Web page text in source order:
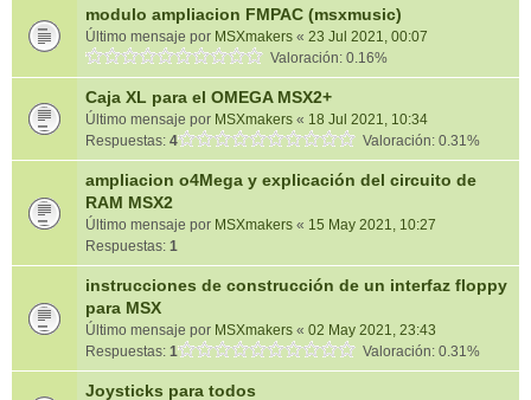
modulo ampliacion FMPAC (msxmusic)
Último mensaje por MSXmakers « 23 Jul 2021, 00:07
Valoración: 0.16%
Caja XL para el OMEGA MSX2+
Último mensaje por MSXmakers « 18 Jul 2021, 10:34
Respuestas: 4 Valoración: 0.31%
ampliacion o4Mega y explicación del circuito de
RAM MSX2
Último mensaje por MSXmakers « 15 May 2021, 10:27
Respuestas: 1
instrucciones de construcción de un interfaz floppy
para MSX
Último mensaje por MSXmakers « 02 May 2021, 23:43
Respuestas: 1 Valoración: 0.31%
Joysticks para todos